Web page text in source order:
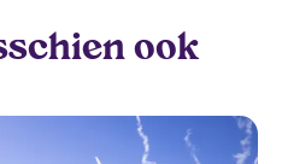
ook